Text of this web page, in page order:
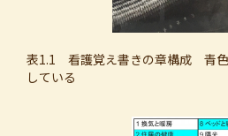
表1.1 看護覚え書きの章構成 青色
している